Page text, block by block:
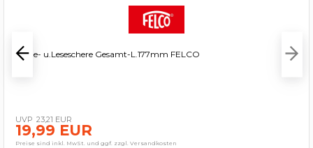
Ernte- u.Leseschere Gesamt-L.177mm FELCO
23,21 EUR
19,99 EUR
Preise sind inkl. MwSt. und ggf. zzgl. Versandkosten